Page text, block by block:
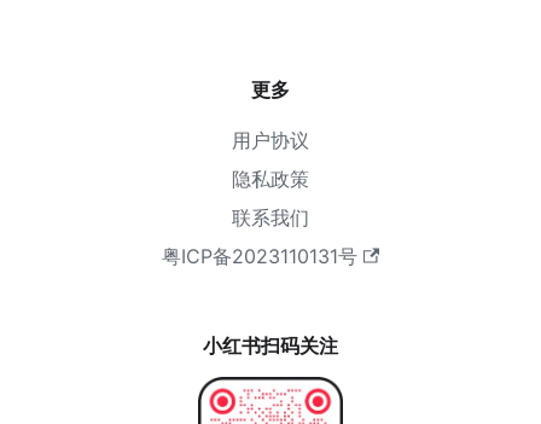
更多
用户协议
隐私政策
联系我们
粤ICP备2023110131号
小红书扫码关注